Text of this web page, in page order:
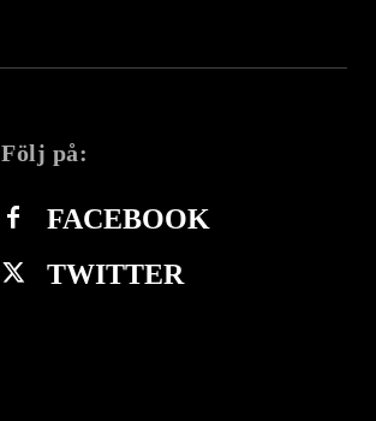
Följ på:
FACEBOOK
TWITTER